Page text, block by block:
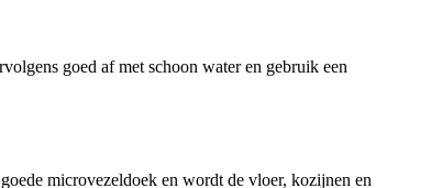
goed af met schoon water en gebruik een
microvezeldoek en wordt de vloer, kozijnen en